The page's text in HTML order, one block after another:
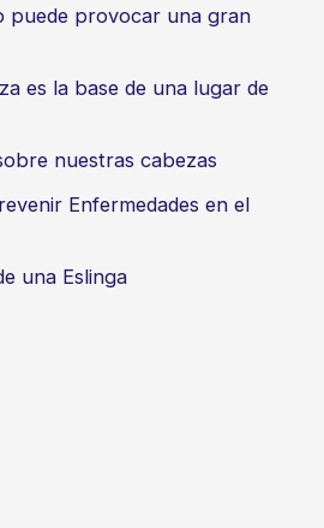
puede provocar una gran
es la base de una lugar de
nuestras cabezas
Enfermedades en el
una Eslinga